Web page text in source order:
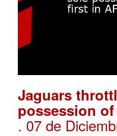
Jaguars
possession
. 07 de